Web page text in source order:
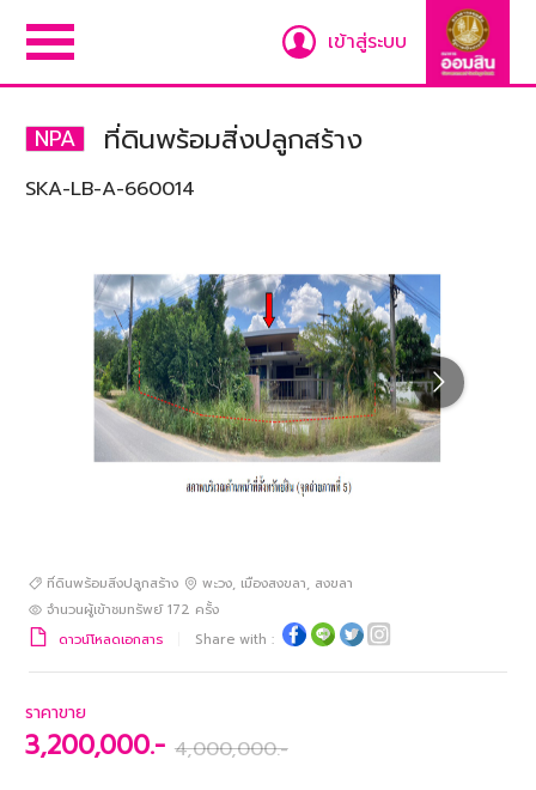
เข้าสู่ระบบ
NPA ที่ดินพร้อมสิ่งปลูกสร้าง
SKA-LB-A-660014
ที่ดินพร้อมสิ่งปลูกสร้าง พะวง, เมืองสงขลา, สงขลา
จำนวนผู้เข้าชมทรัพย์ 172 ครั้ง
ดาวน์โหลดเอกสาร
Share with :
ราคาขาย
3,200,000.- 4,000,000.-